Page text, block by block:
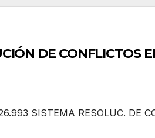
DE CONFLICTOS
SISTEMA RESOLUC. DE